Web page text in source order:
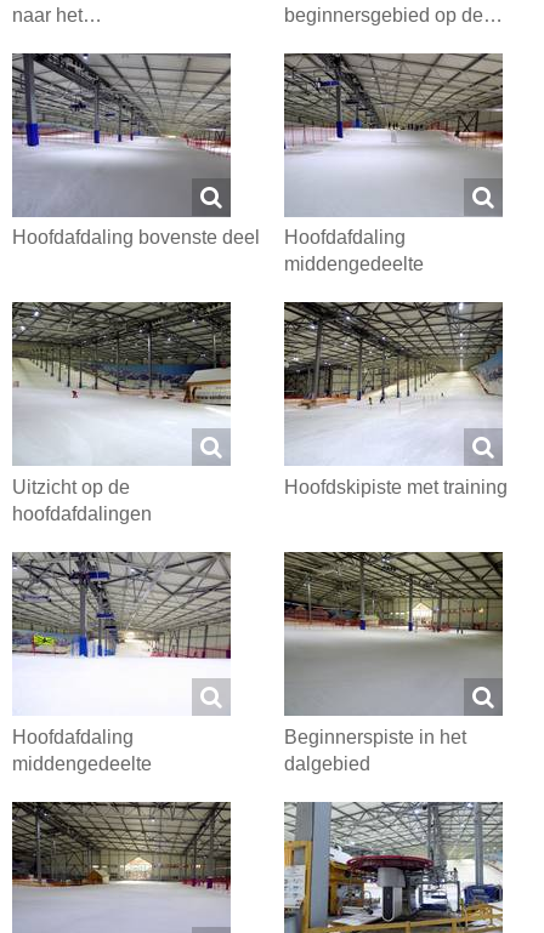
naar het…
beginnersgebied op de…
Hoofdafdaling bovenste deel
Hoofdafdaling
middengedeelte
Uitzicht op de
hoofdafdalingen
Hoofdskipiste met training
Hoofdafdaling
middengedeelte
Beginnerspiste in het
dalgebied